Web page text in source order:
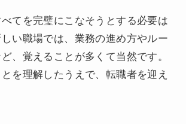
てを完璧にこなそうとする必要は
い職場では、業務の進め方やルー
、覚えることが多くて当然です。
を理解したうえで、転職者を迎え